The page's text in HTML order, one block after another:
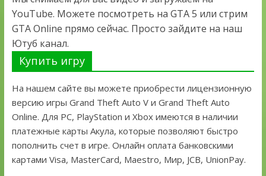
YouTube. Можете посмотреть на GTA 5 или стрим
GTA Online прямо сейчас. Просто зайдите на наш
Ютуб канал.
Купить игру
На нашем сайте вы можете приобрести лицензионную
версию игры Grand Theft Auto V и Grand Theft Auto
Online. Для PC, PlayStation и Xbox имеются в наличии
платежные карты Акула, которые позволяют быстро
пополнить счет в игре. Онлайн оплата банковскими
картами Visa, MasterCard, Maestro, Мир, JCB, UnionPay.